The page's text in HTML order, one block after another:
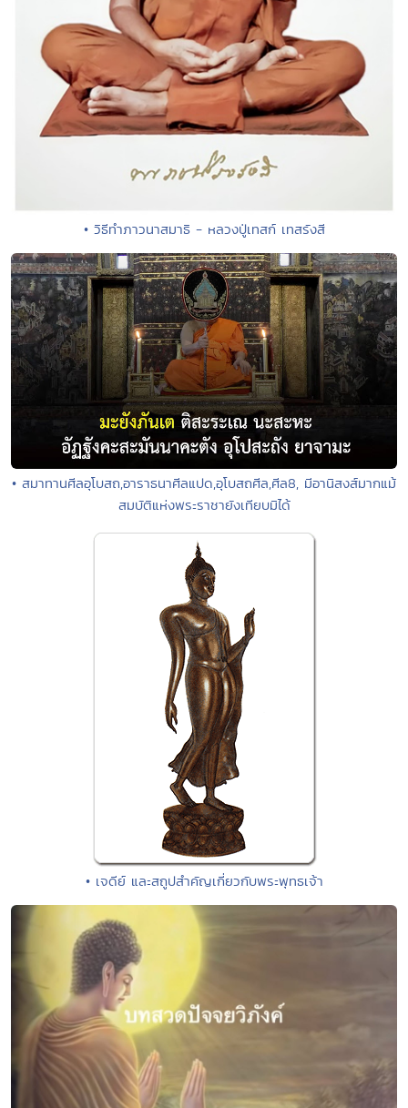
• วิธีทำภาวนาสมาธิ - หลวงปู่เทสก์ เทสรังสี
• สมาทานศีลอุโบสถ,อาราธนาศีลแปด,อุโบสถศีล,ศีล8, มีอานิสงส์มากแม้
สมบัติแห่งพระราชายังเทียบมิได้
• เจดีย์ และสถูปสำคัญเกี่ยวกับพระพุทธเจ้า